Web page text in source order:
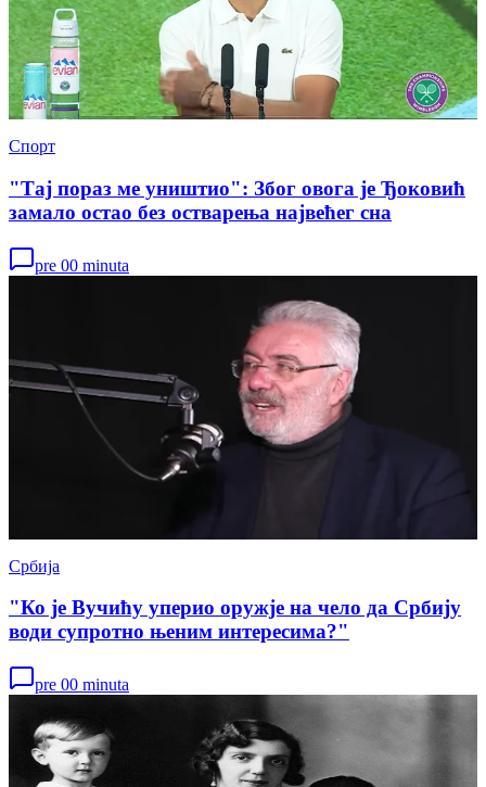
Спорт
"Тај пораз ме уништио": Због овога је Ђоковић
замало остао без остварења највећег сна
pre 00 minuta
Србија
"Ко је Вучићу уперио оружје на чело да Србију
води супротно њеним интересима?"
pre 00 minuta